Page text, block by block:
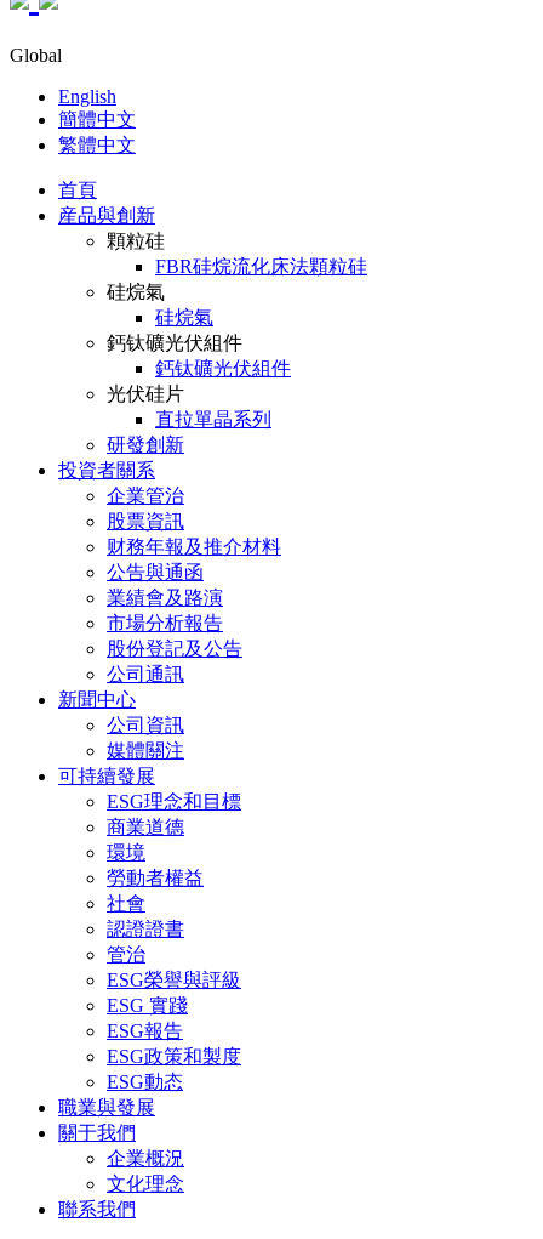
Global
English
簡體中文
繁體中文
首頁
産品與創新
顆粒硅
FBR硅烷流化床法顆粒硅
硅烷氣
硅烷氣
鈣钛礦光伏組件
鈣钛礦光伏組件
光伏硅片
直拉單晶系列
研發創新
投資者關系
企業管治
股票資訊
财務年報及推介材料
公告與通函
業績會及路演
市場分析報告
股份登記及公告
公司通訊
新聞中心
公司資訊
媒體關注
可持續發展
ESG理念和目標
商業道德
環境
勞動者權益
社會
認證證書
管治
ESG榮譽與評級
ESG 實踐
ESG報告
ESG政策和製度
ESG動态
職業與發展
關于我們
企業概況
文化理念
聯系我們